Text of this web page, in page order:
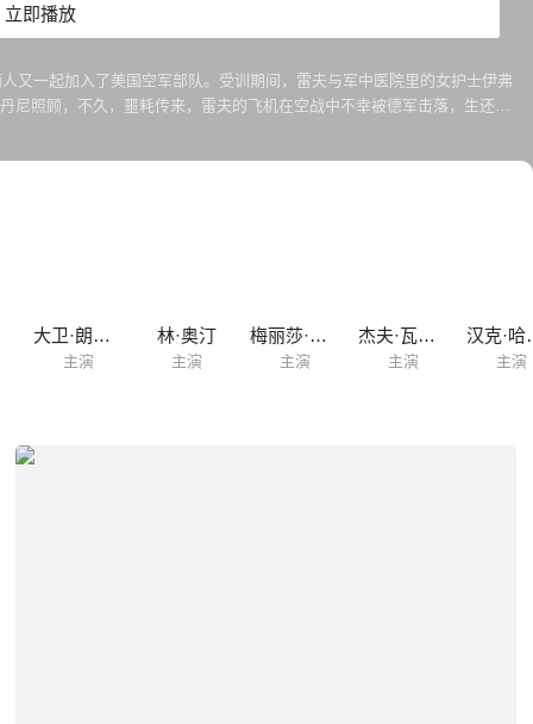
立即播放
又一起加入了美国空军部队。受训期间，雷夫与军中医院里的女护士伊弗
大卫·朗特里
主演
林·奥汀
主演
梅丽莎·安妮·扬
主演
杰夫·瓦德洛
主演
汉
主演